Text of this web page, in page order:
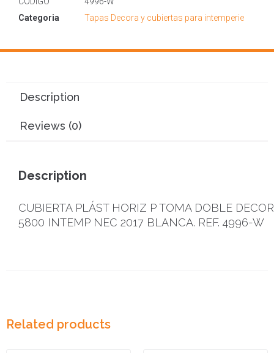
Categoria
Tapas Decora y cubiertas para intemperie
Description
Reviews (0)
Description
CUBIERTA PLÁST HORIZ P TOMA DOBLE
5800 INTEMP NEC 2017 BLANCA. REF. 4996-W
Related products